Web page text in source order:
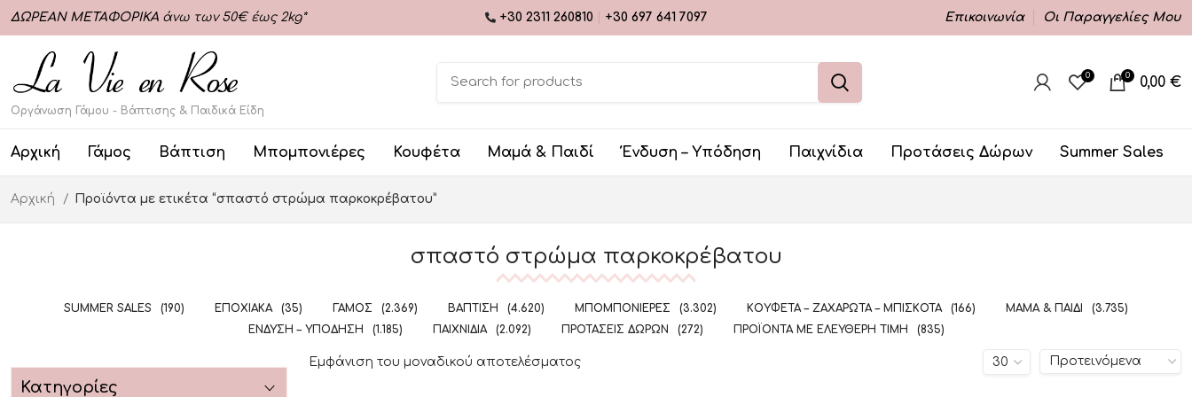
ΔΩΡΕΑΝ ΜΕΤΑΦΟΡΙΚΑ άνω των 50€ έως 2kg* +30 2311 260810 +30 697 641 7097 Επικοινωνία Οι Παραγγελίες Μου
Οργάνωση Γάμου - Βάπτισης & Παιδικά Είδη
0 0 0,00 €
Αρχική Γάμος Βάπτιση Μπομπονιέρες Κουφέτα Μαμά & Παιδί Ένδυση – Υπόδηση Παιχνίδια Προτάσεις Δώρων Summer Sales
Αρχική Προϊόντα με ετικέτα “σπαστό στρώμα παρκοκρέβατου”
σπαστό στρώμα παρκοκρέβατου
SUMMER SALES (190) ΕΠΟΧΙΑΚΆ (35) ΓΆΜΟΣ (2.369) ΒΆΠΤΙΣΗ (4.620) ΜΠΟΜΠΟΝΙΈΡΕΣ (3.302) ΚΟΥΦΈΤΑ – ΖΑΧΑΡΩΤΆ – ΜΠΙΣΚΌΤΑ (166) ΜΑΜΆ & ΠΑΙΔΊ
(3.735)
ΈΝΔΥΣΗ – ΥΠΌΔΗΣΗ
(1.185) ΠΑΙΧΝΊΔΙΑ (2.092) ΠΡΟΤΆΣΕΙΣ ΔΏΡΩΝ (272) ΠΡΟΪΌΝΤΑ ΜΕ ΕΛΕΎΘΕΡΗ ΤΙΜΉ (835)
Κατηγορίες
Εμφάνιση του μοναδικού αποτελέσματος